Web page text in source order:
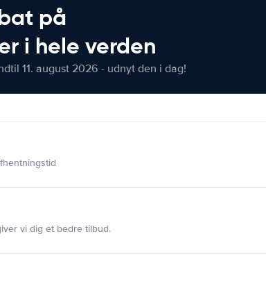
på
i hele verden
11. august 2026 - udnyt den i dag!
vi dig et bedre tilbud.